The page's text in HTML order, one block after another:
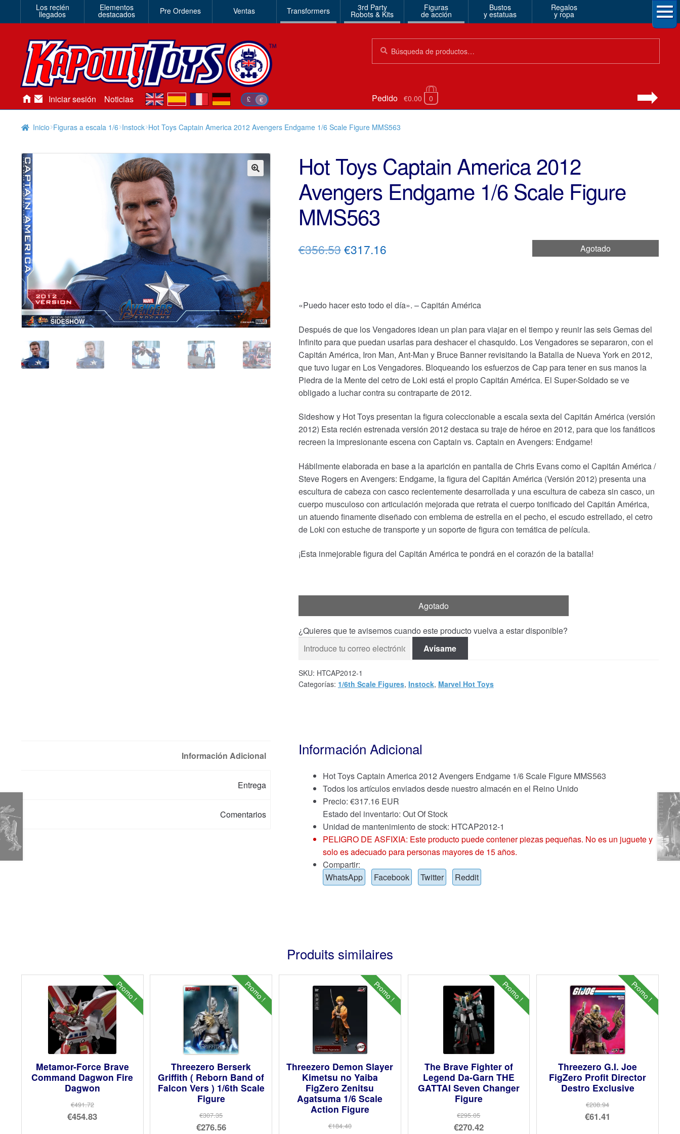
Los recién
llegados
Elementos
destacados Pre Ordenes Ventas Transformers 3rd Party
Robots & Kits
Figuras
de acción
Bustos
y estatuas
Regalos
y ropa
Iniciar sesión Noticias £ €
en es de Pedido €0.00 0
Inicio Figuras a escala 1/6 Instock Hot Toys Captain America 2012 Avengers Endgame 1/6 Scale Figure MMS563
🔍
Hot Toys Captain America 2012
Avengers Endgame 1/6 Scale Figure
MMS563
Agotado
€356.53El
era:
€317.16El
es:
«Puedo hacer esto todo el día». – Capitán América
Después de que los Vengadores idean un plan para viajar en el tiempo y reunir las seis Gemas del
Infinito para que puedan usarlas para deshacer el chasquido. Los Vengadores se separaron, con el
Capitán América, Iron Man, Ant-Man y Bruce Banner revisitando la Batalla de Nueva York en 2012,
que tuvo lugar en Los Vengadores. Bloqueando los esfuerzos de Cap para tener en sus manos la
Piedra de la Mente del cetro de Loki está el propio Capitán América. El Super-Soldado se ve
obligado a luchar contra su contraparte de 2012.
Sideshow y Hot Toys presentan la figura coleccionable a escala sexta del Capitán América (versión
2012) Esta recién estrenada versión 2012 destaca su traje de héroe en 2012, para que los fanáticos
recreen la impresionante escena con Captain vs. Captain en Avengers: Endgame!
Hábilmente elaborada en base a la aparición en pantalla de Chris Evans como el Capitán América /
Steve Rogers en Avengers: Endgame, la figura del Capitán América (Versión 2012) presenta una
escultura de cabeza con casco recientemente desarrollada y una escultura de cabeza sin casco, un
cuerpo musculoso con articulación mejorada que retrata el cuerpo tonificado del Capitán América,
un atuendo finamente diseñado con emblema de estrella en el pecho, el escudo estrellado, el cetro
de Loki con estuche de transporte y un soporte de figura con temática de película.
¡Esta inmejorable figura del Capitán América te pondrá en el corazón de la batalla!
Agotado
¿Quieres que te avisemos cuando este producto vuelva a estar disponible?
Avísame
SKU: HTCAP2012-1
Categorías: 1/6th Scale Figures, Instock, Marvel Hot Toys
Información Adicional
Entrega
Comentarios
Información Adicional
Hot Toys Captain America 2012 Avengers Endgame 1/6 Scale Figure MMS563
Todos los artículos enviados desde nuestro almacén en el Reino Unido
Precio: €317.16 EUR
Estado del inventario: Out Of Stock
Unidad de mantenimiento de stock: HTCAP2012-1
PELIGRO DE ASFIXIA: Este producto puede contener piezas pequeñas. No es un juguete y
solo es adecuado para personas mayores de 15 años.
Compartir:
WhatsApp
Facebook Twitter Reddit
Produits similaires
Promo !
Metamor-Force Brave
Command Dagwon Fire
Dagwon
€491.72
Le
€454.83
Promo !
Threezero Berserk
Griffith ( Reborn Band of
Falcon Vers ) 1/6th Scale
Figure
€307.35
Le
€276.56
Promo !
Threezero Demon Slayer
Kimetsu no Yaiba
FigZero Zenitsu
Agatsuma 1/6 Scale
Action Figure
€184.40
Promo !
The Brave Fighter of
Legend Da-Garn THE
GATTAI Seven Changer
Figure
€295.05
Le
€270.42
Promo !
Threezero G.I. Joe
FigZero Profit Director
Destro Exclusive
€208.94
Le
€61.41